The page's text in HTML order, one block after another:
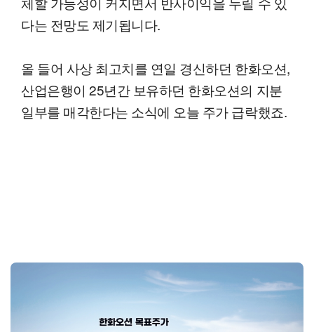
다는 전망도 제기됩니다.
올 들어 사상 최고치를 연일 경신하던 한화오션,
산업은행이 25년간 보유하던 한화오션의 지분
일부를 매각한다는 소식에 오늘 주가 급락했죠.